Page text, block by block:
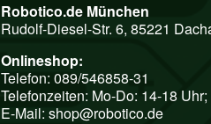
Robotico.de München
Rudolf-Diesel-Str. 6, 85221
Onlineshop:
Telefon: 089/546858-31
Telefonzeiten: Mo-Do: 14-18
E-Mail:shop@robotico.de